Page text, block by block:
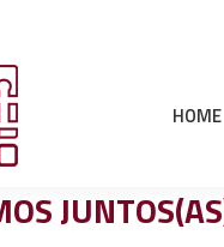
HOME